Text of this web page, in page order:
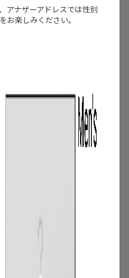
アイテム
ブラウス100選】大人可愛い
すすめ！映えトップスを厳
アナザーアドレスでは性別
お楽しみください。